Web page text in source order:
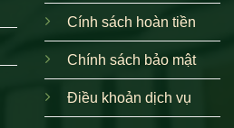
Cính sách hoàn tiền
Chính sách bảo mật
Điều khoản dịch vụ